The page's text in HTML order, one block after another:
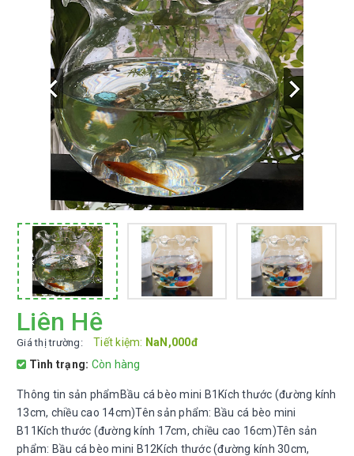
Liên Hệ
Giá thị trường: Tiết kiệm: NaN,000đ
Tình trạng: Còn hàng
Thông tin sản phẩmBầu cá bèo mini B1Kích thước (đường kính
13cm, chiều cao 14cm)Tên sản phẩm: Bầu cá bèo mini
B11Kích thước (đường kính 17cm, chiều cao 16cm)Tên sản
phẩm: Bầu cá bèo mini B12Kích thước (đường kính 30cm,